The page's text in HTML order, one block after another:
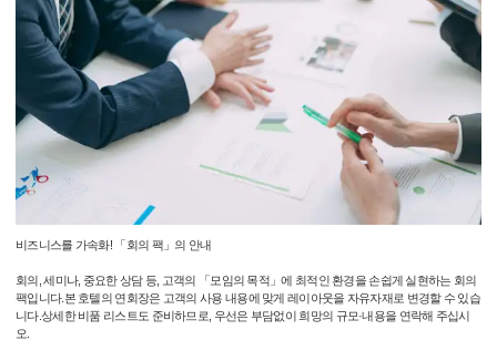
비즈니스를 가속화! 「회의 팩」의 안내
회의, 세미나, 중요한 상담 등, 고객의 「모임의 목적」에 최적인 환경을 손쉽게 실현하는 회의
팩입니다.본 호텔의 연회장은 고객의 사용 내용에 맞게 레이아웃을 자유자재로 변경할 수 있습
니다.상세한 비품 리스트도 준비하므로, 우선은 부담없이 희망의 규모·내용을 연락해 주십시
오.